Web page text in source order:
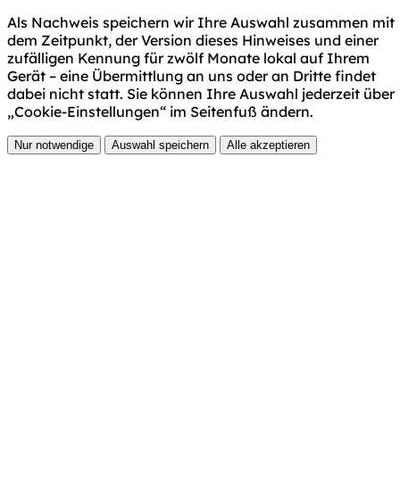
Als Nachweis speichern wir Ihre Auswahl zusammen mit
dem Zeitpunkt, der Version dieses Hinweises und einer
zufälligen Kennung für zwölf Monate lokal auf Ihrem
Gerät – eine Übermittlung an uns oder an Dritte findet
dabei nicht statt. Sie können Ihre Auswahl jederzeit über
„Cookie-Einstellungen“ im Seitenfuß ändern.
Nur notwendige Auswahl speichern Alle akzeptieren